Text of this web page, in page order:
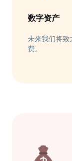
数字资产
未来我们将致
费。